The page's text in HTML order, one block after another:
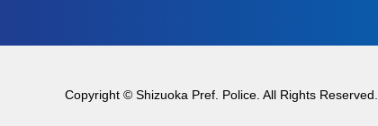
Copyright © Shizuoka Pref. Police. All Rights Reserved.